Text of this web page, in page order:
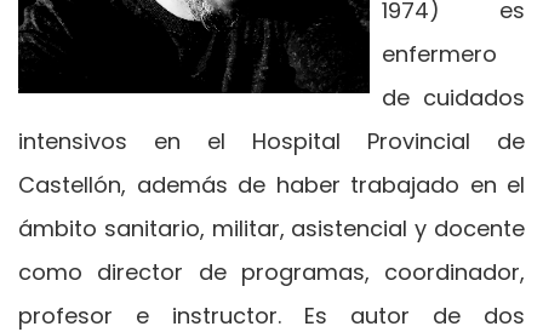
1974) es
enfermero
de cuidados
intensivos en el Hospital Provincial de
Castellón, además de haber trabajado en el
ámbito sanitario, militar, asistencial y docente
como director de programas, coordinador,
profesor e instructor. Es autor de dos